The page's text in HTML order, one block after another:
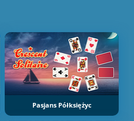
Pasjans Półksiężyc